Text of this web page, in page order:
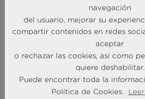
Agencias de viajes: del mostrador al
experiencias
MÁS NOTICIAS SOBRE:
navegación
del usuario, mejorar su
compartir contenidos en redes
aceptar
o rechazar las cookies, así como
quiere deshabilitar.
Puede encontrar toda la
Política de Cookies.
Leer